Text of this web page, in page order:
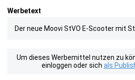
Werbetext
Der neue Moovi StVO E-Scooter mit
Um dieses Werbemittel nutzen zu
einloggen oder sich als